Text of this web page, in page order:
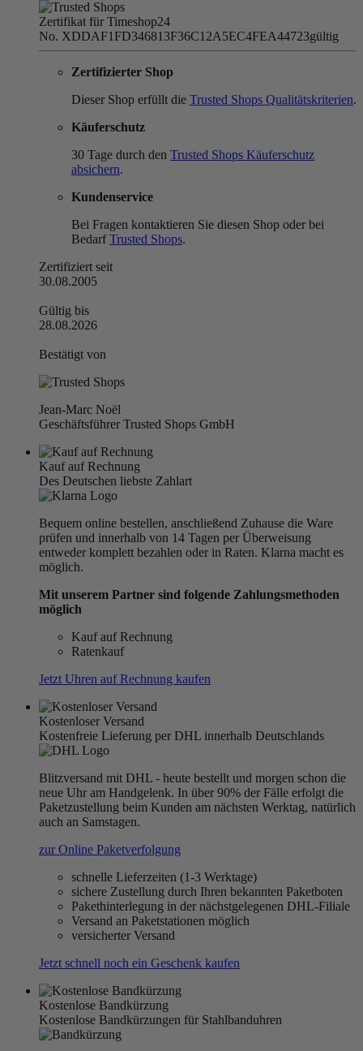
Zertifikat für Timeshop24
No. XDDAF1FD346813F36C12A5EC4FEA44723gültig
Zertifizierter Shop
Dieser Shop erfüllt die Trusted Shops Qualitätskriterien.
Käuferschutz
30 Tage durch den Trusted Shops Käuferschutz
absichern.
Kundenservice
Bei Fragen kontaktieren Sie diesen Shop oder bei
BedarfTrusted Shops.
Zertifiziert seit
30.08.2005
Gültig bis
28.08.2026
Bestätigt von
Jean-Marc Noël
Geschäftsführer Trusted Shops GmbH
Kauf auf Rechnung
Des Deutschen liebste Zahlart
Bequem online bestellen, anschließend Zuhause die Ware
prüfen und innerhalb von 14 Tagen per Überweisung
entweder komplett bezahlen oder in Raten. Klarna macht es
möglich.
Mit unserem Partner sind folgende Zahlungsmethoden
möglich
Kauf auf Rechnung
Ratenkauf
Jetzt Uhren auf Rechnung kaufen
Kostenloser Versand
Kostenfreie Lieferung per DHL innerhalb Deutschlands
Blitzversand mit DHL - heute bestellt und morgen schon die
neue Uhr am Handgelenk. In über 90% der Fälle erfolgt die
Paketzustellung beim Kunden am nächsten Werktag, natürlich
auch an Samstagen.
zur Online Paketverfolgung
schnelle Lieferzeiten (1-3 Werktage)
sichere Zustellung durch Ihren bekannten Paketboten
Pakethinterlegung in der nächstgelegenen DHL-Filiale
Versand an Paketstationen möglich
versicherter Versand
Jetzt schnell noch ein Geschenk kaufen
Kostenlose Bandkürzung
Kostenlose Bandkürzungen für Stahlbanduhren